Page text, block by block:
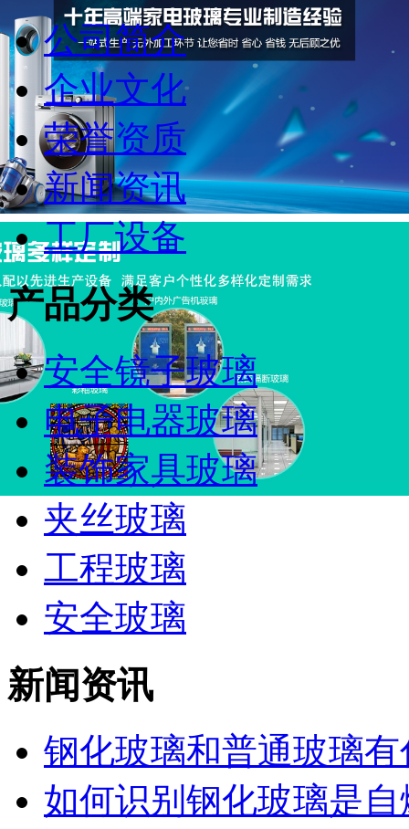
公司简介
企业文化
荣誉资质
新闻资讯
工厂设备
产品分类
安全镜子玻璃
电子电器玻璃
装饰家具玻璃
夹丝玻璃
工程玻璃
安全玻璃
新闻资讯
钢化玻璃和普通玻璃有
如何识别钢化玻璃是自